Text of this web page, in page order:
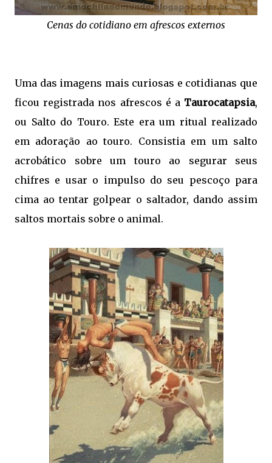
Cenas do cotidiano em afrescos externos
Uma das imagens mais curiosas e cotidianas que
ficou registrada nos afrescos é a Taurocatapsia,
ou Salto do Touro. Este era um ritual realizado
em adoração ao touro. Consistia em um salto
acrobático sobre um touro ao segurar seus
chifres e usar o impulso do seu pescoço para
cima ao tentar golpear o saltador, dando assim
saltos mortais sobre o animal.